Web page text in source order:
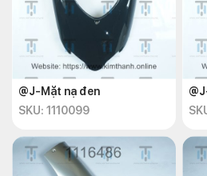
@J-Mặt nạ đen
SKU: 1110099